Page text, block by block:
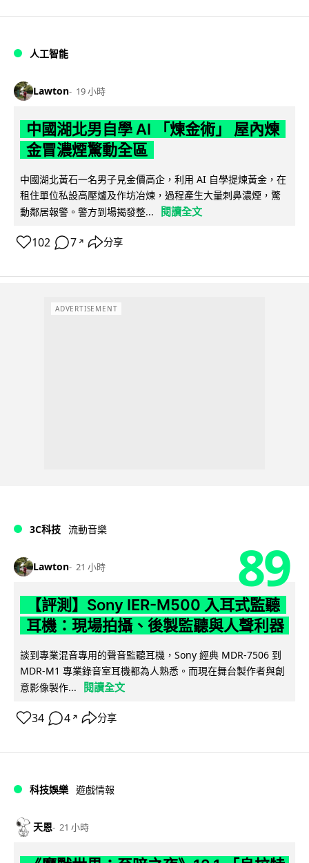
人工智能
Lawton 19 小時
中國湖北男自學 AI 「煉金術」 屋內煉
金冒濃煙驚動全區
中國湖北黃石一名男子見金價高企，利用 AI 自學提煉黃金，在
租住單位私設高壓爐及作坊冶煉，過程產生大量刺鼻濃煙，驚
動鄰居報警。警方到場揭發整...
閱讀全文
102 7 ↗ 分享
ADVERTISEMENT
3C科技 流動音樂
Lawton 21 小時 89
【評測】Sony IER-M500 入耳式監聽
耳機：現場拍攝、後製監聽與人聲利器
談到專業混音專用的聲音監聽耳機，Sony 經典 MDR-7506 到
MDR-M1 專業錄音室耳機都為人熟悉。而現在舞台製作者與創
意影像製作...
閱讀全文
34 4 ↗ 分享
科技娛樂 遊戲情報
天恩 21 小時